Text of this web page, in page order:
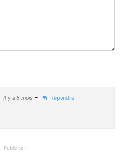
Il y a 5 mois - Répondre
- Publicité -